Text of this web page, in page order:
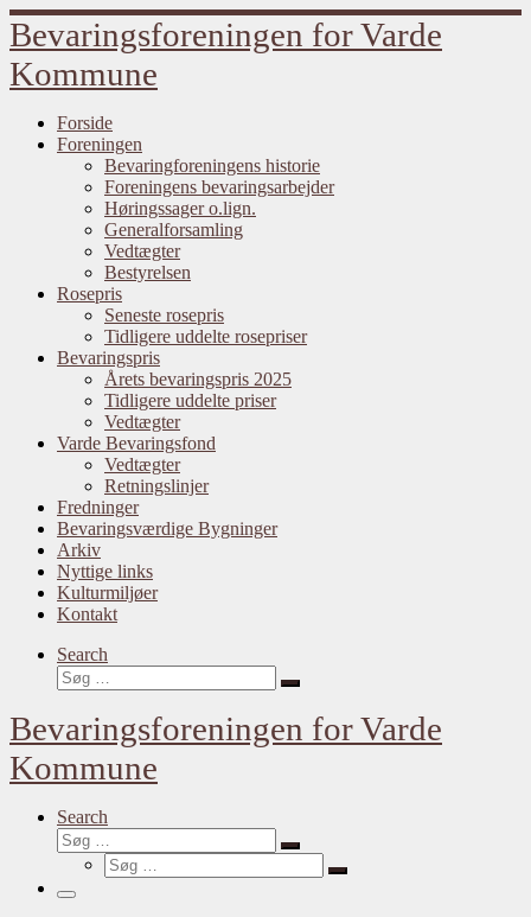
Fortsæt
til
indhold
Bevaringsforeningen for Varde
Kommune
Forside
Foreningen
Bevaringforeningens historie
Foreningens bevaringsarbejder
Høringssager o.lign.
Generalforsamling
Vedtægter
Bestyrelsen
Rosepris
Seneste rosepris
Tidligere uddelte rosepriser
Bevaringspris
Årets bevaringspris 2025
Tidligere uddelte priser
Vedtægter
Varde Bevaringsfond
Vedtægter
Retningslinjer
Fredninger
Bevaringsværdige Bygninger
Arkiv
Nyttige links
Kulturmiljøer
Kontakt
Search
Søg
Søg
Bevaringsforeningen for Varde
Kommune
Search
Søg
Søg
Søg
Søg
Menu